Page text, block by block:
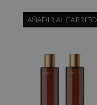
AÑADIR AL CARRITO